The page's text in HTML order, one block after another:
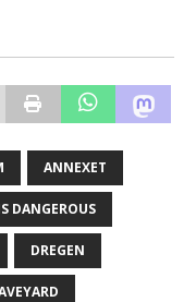
ANNEXET
DANGEROUS
DREGEN